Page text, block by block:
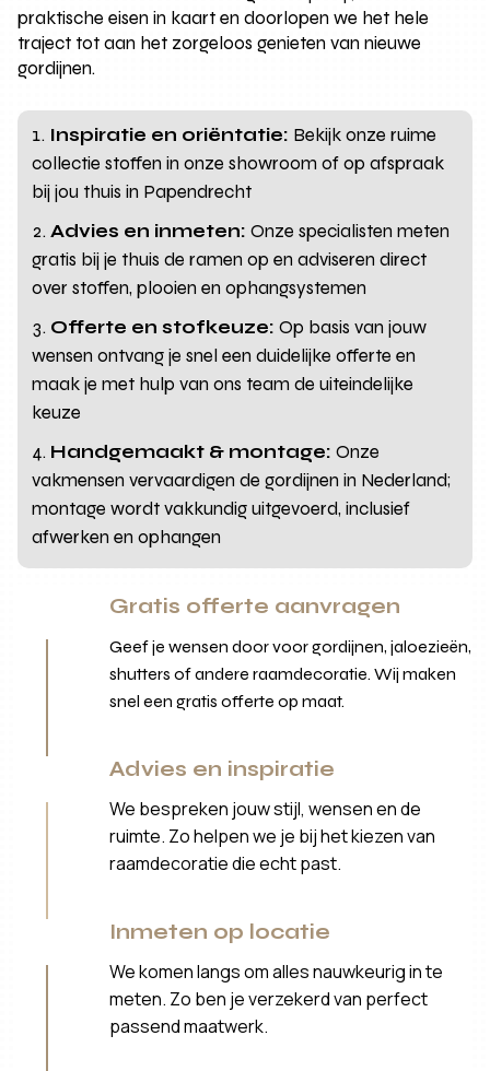
praktische eisen in kaart en doorlopen we het hele
traject tot aan het zorgeloos genieten van nieuwe
gordijnen.
Inspiratie en oriëntatie: Bekijk onze ruime
collectie stoffen in onze showroom of op afspraak
bij jou thuis in Papendrecht
Advies en inmeten: Onze specialisten meten
gratis bij je thuis de ramen op en adviseren direct
over stoffen, plooien en ophangsystemen
Offerte en stofkeuze: Op basis van jouw
wensen ontvang je snel een duidelijke offerte en
maak je met hulp van ons team de uiteindelijke
keuze
Handgemaakt & montage: Onze
vakmensen vervaardigen de gordijnen in Nederland;
montage wordt vakkundig uitgevoerd, inclusief
afwerken en ophangen
Gratis offerte aanvragen
Geef je wensen door voor gordijnen, jaloezieën,
shutters of andere raamdecoratie. Wij maken
snel een gratis offerte op maat.
Advies en inspiratie
We bespreken jouw stijl, wensen en de
ruimte. Zo helpen we je bij het kiezen van
raamdecoratie die echt past.
Inmeten op locatie
We komen langs om alles nauwkeurig in te
meten. Zo ben je verzekerd van perfect
passend maatwerk.